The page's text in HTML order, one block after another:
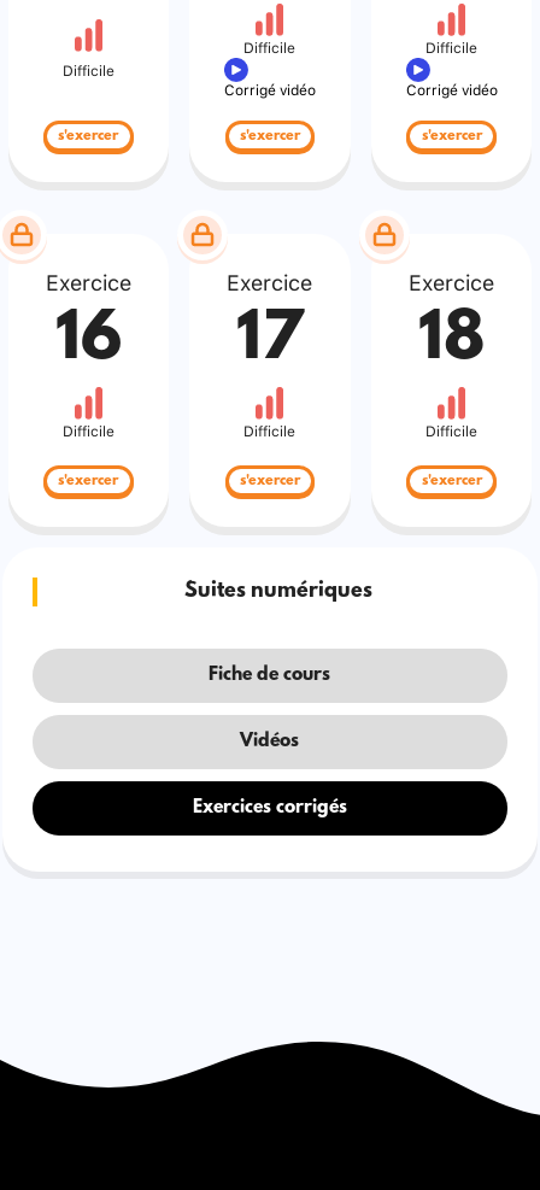
Difficile
s'exercer
Difficile
Corrigé vidéo
s'exercer
Difficile
Corrigé vidéo
s'exercer
Exercice
16
Difficile
s'exercer
Exercice
17
Difficile
s'exercer
Exercice
18
Difficile
s'exercer
Suites numériques
Fiche de cours
Vidéos
Exercices corrigés